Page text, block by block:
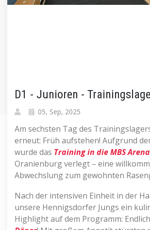
D1 - Junioren -
05, Sep, 2025
Am sechsten Tag des
erneut: Früh aufstehen! Aufgrund
wurde das Training in die MBS Arena
Oranienburg verlegt – eine
Abwechslung zum gewohnten
Nach der intensiven Einheit in der
unsere Hennigsdorfer Jungs ein
Highlight auf dem Programm: